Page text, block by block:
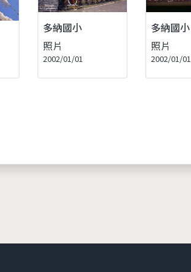
多納國小
照片
2002/01/01
多納國小
照片
2002/01/01